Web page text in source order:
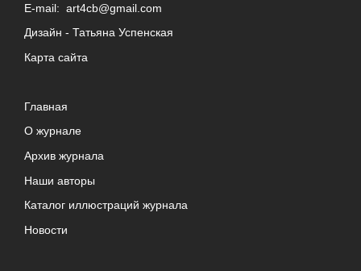
E-mail: art4cb@gmail.com
Дизайн - Татьяна Успенская
Карта сайта
Главная
О журнале
Архив журнала
Наши авторы
Каталог иллюстраций журнала
Новости